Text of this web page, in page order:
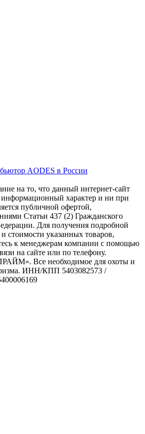
AODES в России
на то, что данный интернет-сайт
характер и ни при
публичной офертой,
Статьи 437 (2) Гражданского
Для получения подробной
стоимости указанных товаров,
к менеджерам компании с помощью
на сайте или по телефону.
Все необходимое для охоты и
ИНН/КПП 5403082573 /